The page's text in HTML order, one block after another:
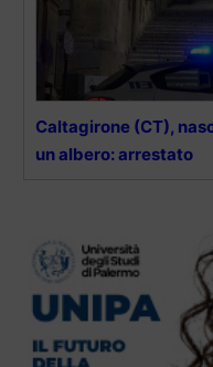
Caltagirone (CT),
un albero: arrestato